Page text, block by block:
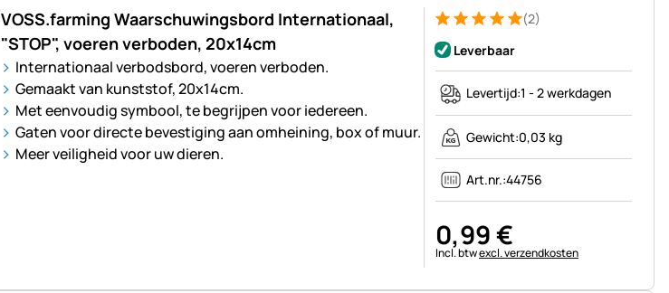
VOSS.farming Waarschuwingsbord Internationaal,
"STOP", voeren verboden, 20x14cm
Internationaal verbodsbord, voeren verboden.
Gemaakt van kunststof, 20x14cm.
Met eenvoudig symbool, te begrijpen voor iedereen.
Gaten voor directe bevestiging aan omheining, box of muur.
Meer veiligheid voor uw dieren.
Beoordeling: 5 van 5 (2 beoordelingen)
2 Bewertungen (2)
Leverbaar
Levertijd:1 - 2 werkdagen
Gewicht:0,03 kg
Art.nr.:44756
0,99€
Belastinginformatie:
Incl. btwexcl. verzendkosten